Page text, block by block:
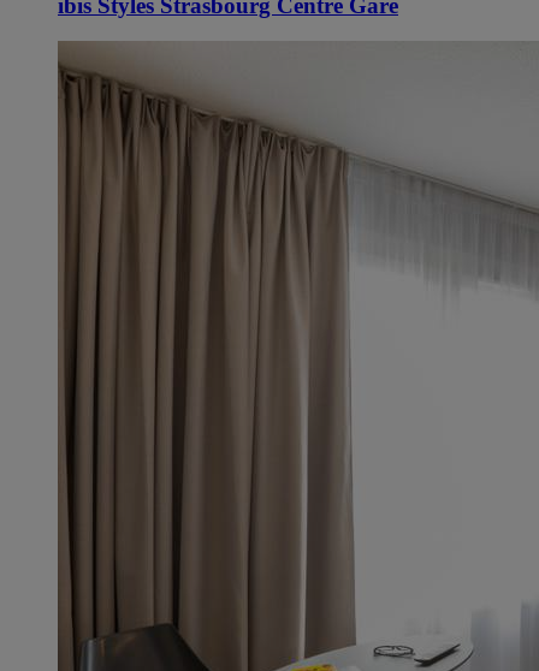
ibis Styles Strasbourg Centre Gare